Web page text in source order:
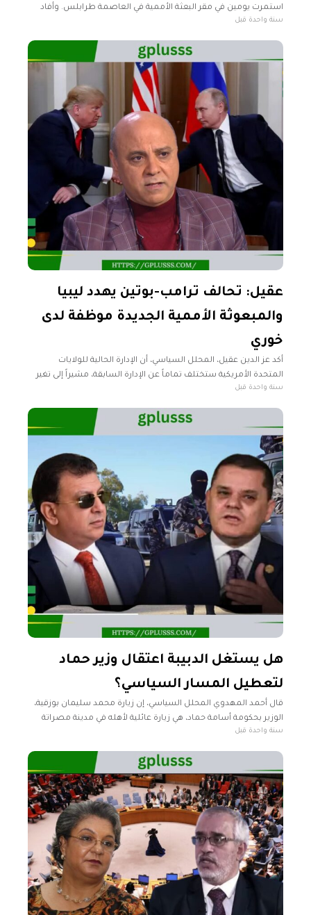
استمرت يومين في مقر البعثة الأممية في العاصمة طرابلس. وأفاد
مراسل القناة بأن المجتمعين تناولوا أسس وقواعد عمل هذه اللجنة،
سنة واحدة قبل
عقيل: تحالف ترامب-بوتين يهدد ليبيا
والمبعوثة الأممية الجديدة موظفة لدى
خوري
أكد عز الدين عقيل، المحلل السياسي، أن الإدارة الحالية للولايات
المتحدة الأمريكية ستختلف تماماً عن الإدارة السابقة، مشيراً إلى تغير
كامل في السياسة الخارجية لواشنطن. وأضاف عقيل، خلال تصريحات
سنة واحدة قبل
هل يستغل الدبيبة اعتقال وزير حماد
لتعطيل المسار السياسي؟
قال أحمد المهدوي المحلل السياسي، إن زيارة محمد سليمان بوزقية،
الوزير بحكومة أسامة حماد، هي زيارة عائلية لأهله في مدينة مصراتة
مسقط رأسه. وأضاف المهدوي، خلال تصريحات تلفزيونية لفضائية
سنة واحدة قبل